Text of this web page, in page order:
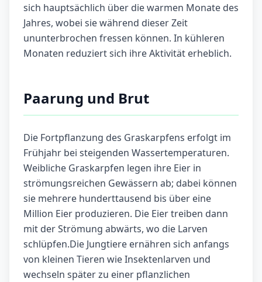
sich hauptsächlich über die warmen Monate des
Jahres, wobei sie während dieser Zeit
ununterbrochen fressen können. In kühleren
Monaten reduziert sich ihre Aktivität erheblich.
Paarung und Brut
Die Fortpflanzung des Graskarpfens erfolgt im
Frühjahr bei steigenden Wassertemperaturen.
Weibliche Graskarpfen legen ihre Eier in
strömungsreichen Gewässern ab; dabei können
sie mehrere hunderttausend bis über eine
Million Eier produzieren. Die Eier treiben dann
mit der Strömung abwärts, wo die Larven
schlüpfen.Die Jungtiere ernähren sich anfangs
von kleinen Tieren wie Insektenlarven und
wechseln später zu einer pflanzlichen